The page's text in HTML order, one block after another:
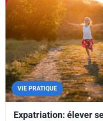
VIE PRATIQUE
Expatriation: élever